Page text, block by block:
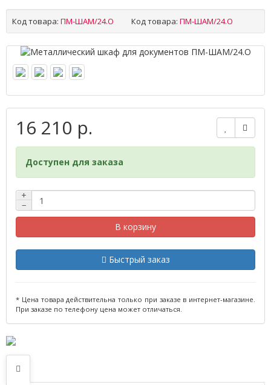
Код товара: ПМ-ШАМ/24.О Код товара: ПМ-ШАМ/24.О
16 210 р.
Доступен для заказа
+
−
В корзину
Быстрый заказ
* Цена товара действительна только при заказе в интернет-магазине.
При заказе по телефону цена может отличаться.